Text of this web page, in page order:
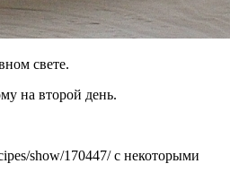
свете.
на второй день.
show/170447/ с некоторыми